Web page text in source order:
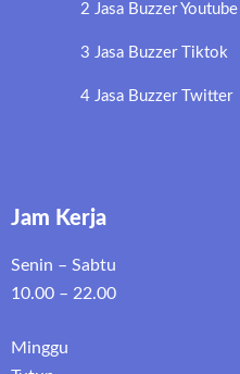
2 Jasa Buzzer Youtube
3 Jasa Buzzer Tiktok
4 Jasa Buzzer Twitter
Jam Kerja
Senin
10.00 – 22.00